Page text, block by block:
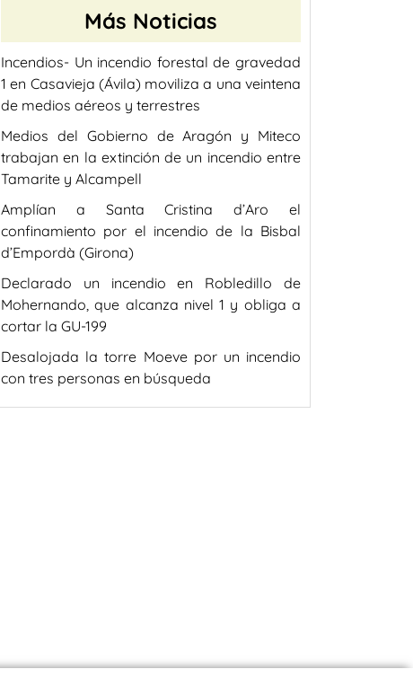
Más Noticias
Incendios- Un incendio forestal de gravedad
1 en Casavieja (Ávila) moviliza a una veintena
de medios aéreos y terrestres
Medios del Gobierno de Aragón y Miteco
trabajan en la extinción de un incendio entre
Tamarite y Alcampell
Amplían a Santa Cristina d’Aro el
confinamiento por el incendio de la Bisbal
d’Empordà (Girona)
Declarado un incendio en Robledillo de
Mohernando, que alcanza nivel 1 y obliga a
cortar la GU-199
Desalojada la torre Moeve por un incendio
con tres personas en búsqueda